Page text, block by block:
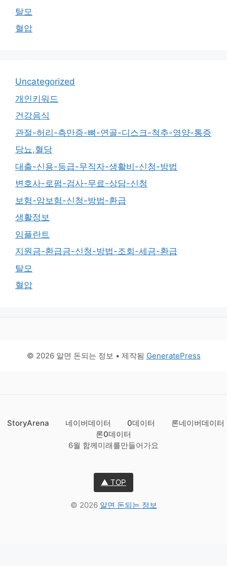
탈모
혈압
Uncategorized
개인키워드
건강음식
관절-허리-측만증-뼈-연골-디스크-척추-영양-통증
당뇨,혈당
대출-신용-등급-무직자-생활비-신청-방법
변호사-로펌-검사-무료-상담-신청
보험-암보험-신청-방법-환급
생활정보
임플란트
지원금-환급금-신청-방법-조회-세금-환급
탈모
혈압
© 2026 알면 돈되는 정보 • 제작됨 GeneratePress
StoryArena 네이버데이터 0데이터
론네이버데이터
론0데이터
6월 함께미래를만들어가요
▲ TOP
© 2026 알면 돈되는 정보